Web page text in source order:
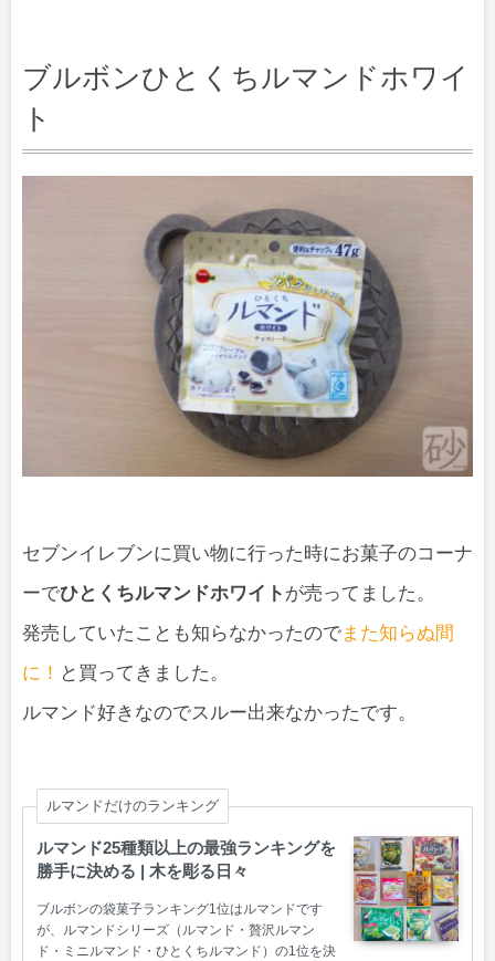
ブルボンひとくちルマンドホワイ
ト
セブンイレブンに買い物に行った時にお菓子のコーナ
ーでひとくちルマンドホワイト が売ってました。
発売していたことも知らなかったのでまた知らぬ間
に！ と買ってきました。
ルマンド好きなのでスルー出来なかったです。
ルマンドだけのランキング
ルマンド25種類以上の最強ランキングを
勝手に決める | 木を彫る日々
ブルボンの袋菓子ランキング1位はルマンドです
が、ルマンドシリーズ（ルマンド・贅沢ルマン
ド・ミニルマンド・ひとくちルマンド）の1位を決